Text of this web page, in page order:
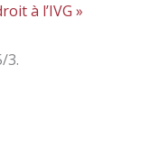
à l’IVG »
3.